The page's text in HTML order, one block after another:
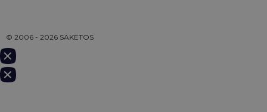
© 2006 - 2026 SAKETOS